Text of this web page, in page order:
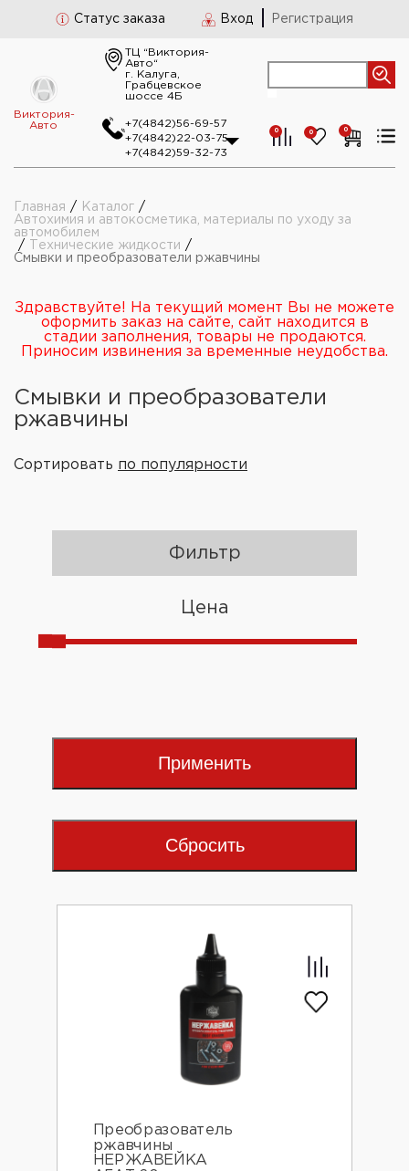
Статус заказа Вход Регистрация
Виктория-
Авто
ТЦ “Виктория-
Авто“
г. Калуга,
Грабцевское
шоссе 4Б
+7(4842)56-69-57
+7(4842)22-03-75
+7(4842)59-32-73
0 0 0
Главная / Каталог /
Автохимия и автокосметика, материалы по уходу за
автомобилем
/
Технические жидкости /
Смывки и преобразователи ржавчины
Здравствуйте! На текущий момент Вы не можете
оформить заказ на сайте, сайт находится в
стадии заполнения, товары не продаются.
Приносим извинения за временные неудобства.
Смывки и преобразователи
ржавчины
Сортировать по популярности
Фильтр
Цена
Применить
Сбросить
Преобразователь
ржавчины
НЕРЖАВЕЙКА